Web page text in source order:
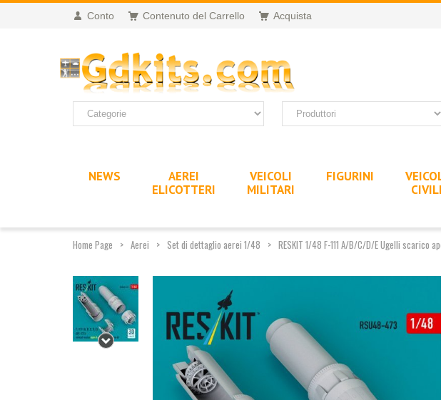
Conto Contenuto del Carrello Acquista
NEWS
AEREI
ELICOTTERI
VEICOLI
MILITARI
FIGURINI
CIVILI
Home Page Aerei Set di dettaglio aerei 1/48 RESKIT 1/48 F-111 A/B/C/D/E Ugelli scarico